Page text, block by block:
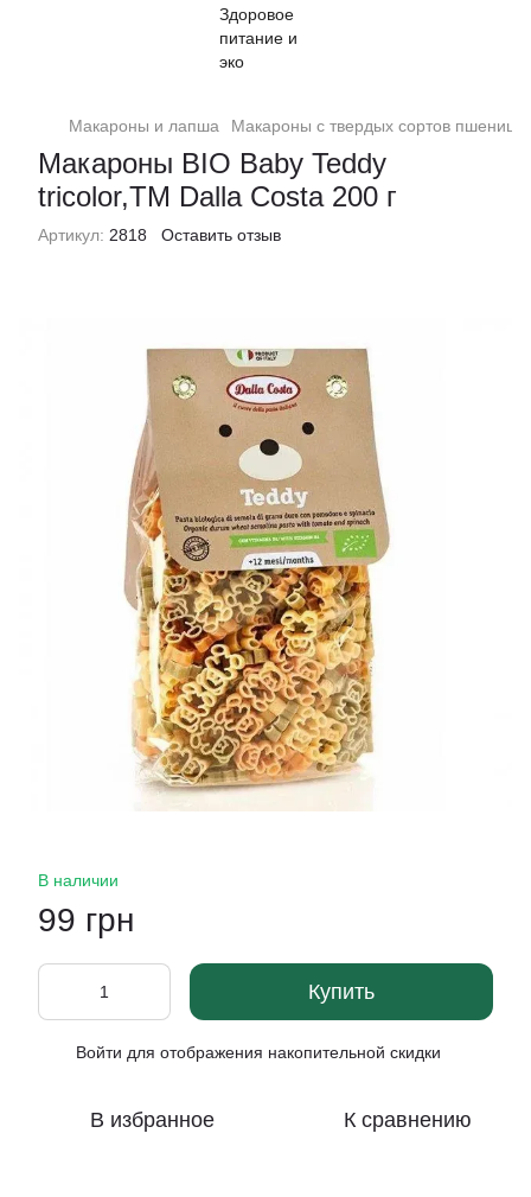
Макароны и лапша Макароны с твердых сортов пшеницы
Макароны BIO Baby Teddy
tricolor,ТМ Dalla Costa 200 г
Артикул: 2818 Оставить отзыв
В наличии
99 грн
Купить
Войти для отображения накопительной скидки
В избранное К сравнению